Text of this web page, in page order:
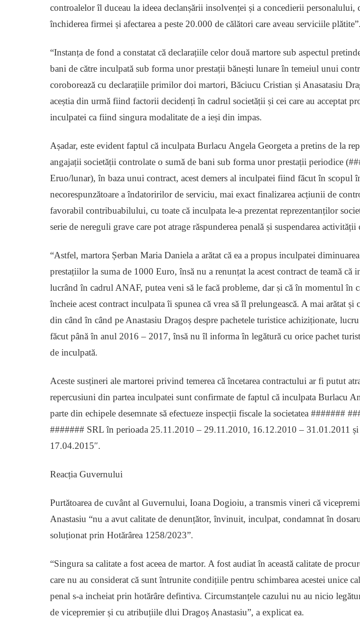
controalelor îl duceau la ideea declanșării insolvenței și a concedierii personalului,
închiderea firmei și afectarea a peste 20.000 de călători care aveau serviciile plătite”.
“Instanța de fond a constatat că declarațiile celor două martore sub aspectul
bani de către inculpată sub forma unor prestații bănești lunare în temeiul unui
coroborează cu declarațiile primilor doi martori, Băciucu Cristian și Anasatasiu
aceștia din urmă fiind factorii decidenți în cadrul societății și cei care au acceptat
inculpatei ca fiind singura modalitate de a ieși din impas.
Așadar, este evident faptul că inculpata Burlacu Angela Georgeta a pretins de la
angajații societății controlate o sumă de bani sub forma unor prestații periodice
Eruo/lunar), în baza unui contract, acest demers al inculpatei fiind făcut în scopul
necorespunzătoare a îndatoririlor de serviciu, mai exact finalizarea acțiunii de
favorabil contribuabilului, cu toate că inculpata le-a prezentat reprezentanților
serie de nereguli grave care pot atrage răspunderea penală și suspendarea activității
“Astfel, martora Șerban Maria Daniela a arătat că ea a propus inculpatei
prestațiilor la suma de 1000 Euro, însă nu a renunțat la acest contract de teamă că
lucrând în cadrul ANAF, putea veni să le facă probleme, dar și că în momentul în
încheie acest contract inculpata îi spunea că vrea să îl prelungească. A mai arătat și
din când în când pe Anastasiu Dragoș despre pachetele turistice achiziționate, lucru
făcut până în anul 2016 – 2017, însă nu îl informa în legătură cu orice pachet
de inculpată.
Aceste susțineri ale martorei privind temerea că încetarea contractului ar fi putut
repercusiuni din partea inculpatei sunt confirmate de faptul că inculpata Burlacu
parte din echipele desemnate să efectueze inspecții fiscale la societatea #######
####### SRL în perioada 25.11.2010 – 29.11.2010, 16.12.2010 – 31.01.2011
17.04.2015″.
Reacția Guvernului
Purtătoarea de cuvânt al Guvernului, Ioana Dogioiu, a transmis vineri că
Anastasiu “nu a avut calitate de denunțător, învinuit, inculpat, condamnat în
soluționat prin Hotărârea 1258/2023”.
“Singura sa calitate a fost aceea de martor. A fost audiat în această calitate de
care nu au considerat că sunt întrunite condițiile pentru schimbarea acestei unice
penal s-a incheiat prin hotărâre defintiva. Circumstanțele cazului nu au nicio
de vicepremier și cu atribuțiile dlui Dragoș Anastasiu”, a explicat ea.